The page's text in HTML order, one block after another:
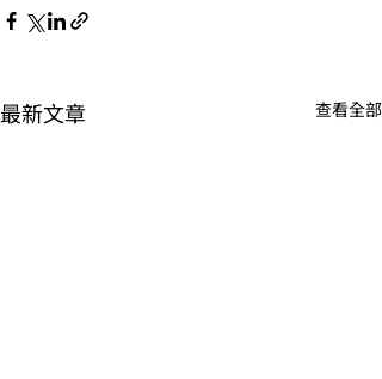
最新文章 查看全部